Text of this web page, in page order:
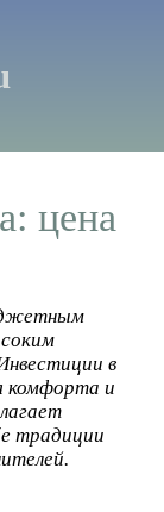
цена
в
комфорта и
традиции